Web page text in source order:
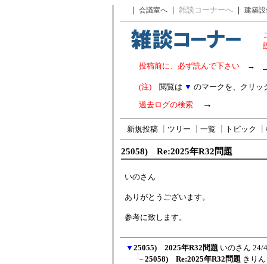
｜ 会議室へ ｜ 雑談コーナーへ ｜ 建築
投稿前に、必ず読んで下さい →
(注) 閲覧は ▼ のマークを、クリッ
過去ログの検索 →
新規投稿 ツリー 一覧 トピック
25058) Re:2025年R32問題
いのさん
ありがとうございます。
参考に致します。
▼ 25055) 2025年R32問題 いのさん 24/
25058) Re:2025年R32問題 きりん